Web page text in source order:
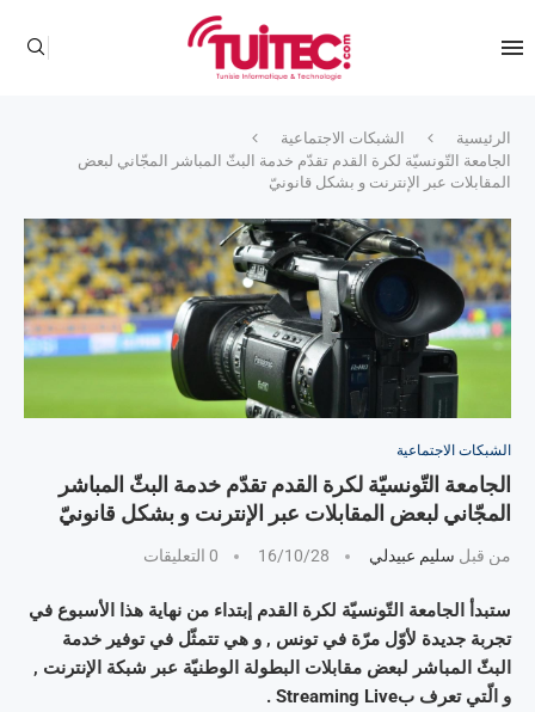
الرئيسية
الشبكات الاجتماعية
الجامعة التّونسيّة لكرة القدم تقدّم خدمة البثّ المباشر المجّاني لبعض
المقابلات عبر الإنترنت و بشكل قانونيّ
الشبكات الاجتماعية
الجامعة التّونسيّة لكرة القدم تقدّم خدمة البثّ المباشر
المجّاني لبعض المقابلات عبر الإنترنت و بشكل قانونيّ
من قبل سليم عبيدلي 16/10/28 0 التعليقات
ستبدأ الجامعة التّونسيّة لكرة القدم إبتداء من نهاية هذا الأسبوع في
تجربة جديدة لأوّل مرّة في تونس , و هي تتمثّل في توفير خدمة
البثّ المباشر لبعض مقابلات البطولة الوطنيّة عبر شبكة الإنترنت ,
و الّتي تعرف بStreaming Live .